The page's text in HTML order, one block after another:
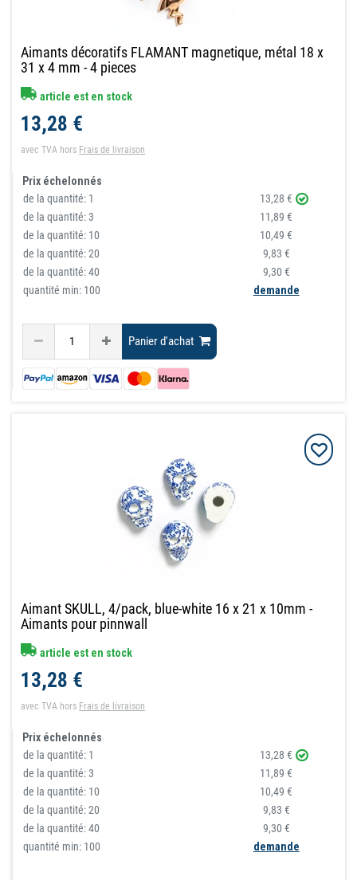
Aimants décoratifs FLAMANT magnetique, métal 18 x
31 x 4 mm - 4 pieces
article est en stock
13,28 €
avec TVA hors Frais de livraison
Prix échelonnés
de la quantité: 1
13,28 €
de la quantité:3
11,89 €
de la quantité: 10
10,49 €
de la quantité:20
9,83 €
de la quantité:40
9,30 €
quantité min: 100
demande
Panier d'achat
Aimant SKULL, 4/pack, blue-white 16 x 21 x 10mm -
Aimants pour pinnwall
article est en stock
13,28 €
avec TVA hors Frais de livraison
Prix échelonnés
de la quantité: 1
13,28 €
de la quantité:3
11,89 €
de la quantité: 10
10,49 €
de la quantité:20
9,83 €
de la quantité:40
9,30 €
quantité min: 100
demande